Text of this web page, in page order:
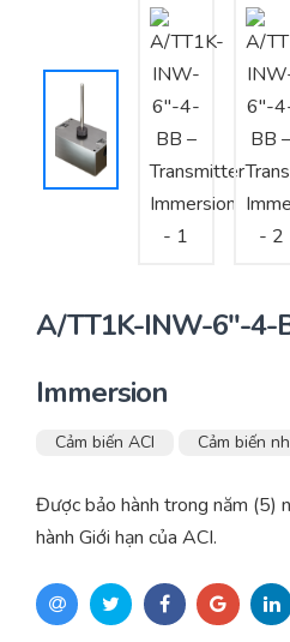
Tư vấn – Thiết kế – Cung
Tư vấn thiết kế, thi công tủ
Thi công – Lắp đặt hệ thống
A/TT1K-INW-6″-4-
Immersion
Cảm biến ACI Cảm biến
Được bảo hành trong năm (5)
hành Giới hạn của ACI.